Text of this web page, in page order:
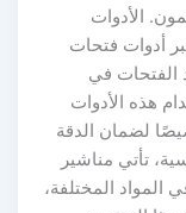
فتحات
في
الدقة
مناشير
المختلفة،